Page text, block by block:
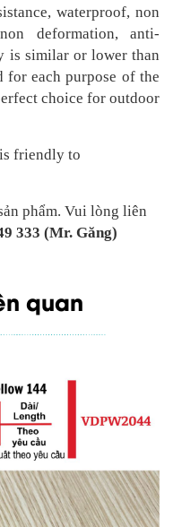
waterproof, non
deformation, anti-
is similar or lower than
for each purpose of the
choice for outdoor
friendly to
phẩm. Vui lòng liên
333 (Mr. Găng)
quan